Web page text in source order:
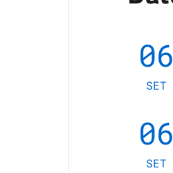
06
SET
06
SET